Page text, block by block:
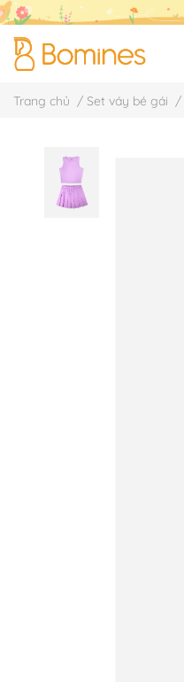
Trang chủ / Set váy bé gái /